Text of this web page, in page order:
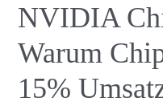
NVIDIA
Warum
15%